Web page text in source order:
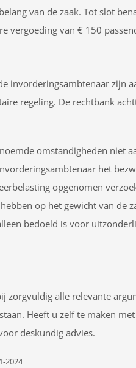
van de zaak. Tot slot
vergoeding van € 150
zijn
regeling. De rechtbank
omstandigheden niet
het
opgenomen
op het gewicht van de
bedoeld is voor
zorgvuldig alle relevante
Heeft u zelf te maken
deskundig advies.
2024